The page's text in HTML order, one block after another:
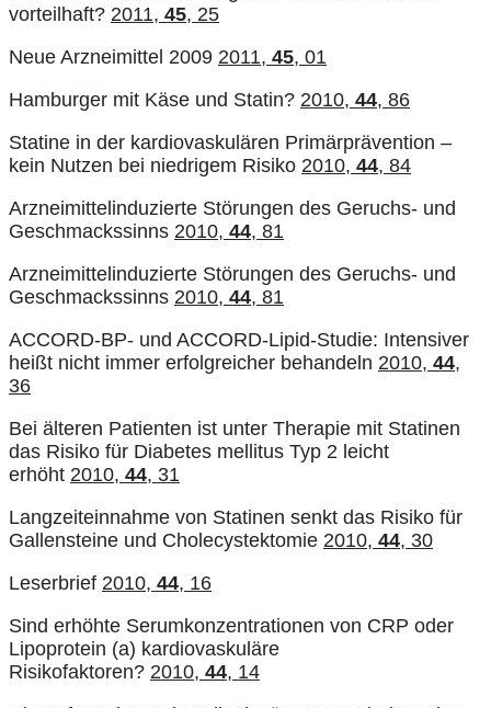
vorteilhaft? 2011, 45, 25
Neue Arzneimittel 2009 2011, 45, 01
Hamburger mit Käse und Statin? 2010, 44, 86
Statine in der kardiovaskulären Primärprävention –
kein Nutzen bei niedrigem Risiko 2010, 44, 84
Arzneimittelinduzierte Störungen des Geruchs- und
Geschmackssinns 2010, 44, 81
Arzneimittelinduzierte Störungen des Geruchs- und
Geschmackssinns 2010, 44, 81
ACCORD-BP- und ACCORD-Lipid-Studie: Intensiver
heißt nicht immer erfolgreicher behandeln 2010, 44,
36
Bei älteren Patienten ist unter Therapie mit Statinen
das Risiko für Diabetes mellitus Typ 2 leicht
erhöht 2010, 44, 31
Langzeiteinnahme von Statinen senkt das Risiko für
Gallensteine und Cholecystektomie 2010, 44, 30
Leserbrief 2010, 44, 16
Sind erhöhte Serumkonzentrationen von CRP oder
Lipoprotein (a) kardiovaskuläre
Risikofaktoren? 2010, 44, 14